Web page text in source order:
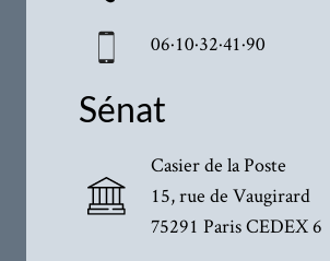
06·10·32·41·90
Sénat
Casier de la Poste
15, rue de Vaugirard
75291 Paris CEDEX 6